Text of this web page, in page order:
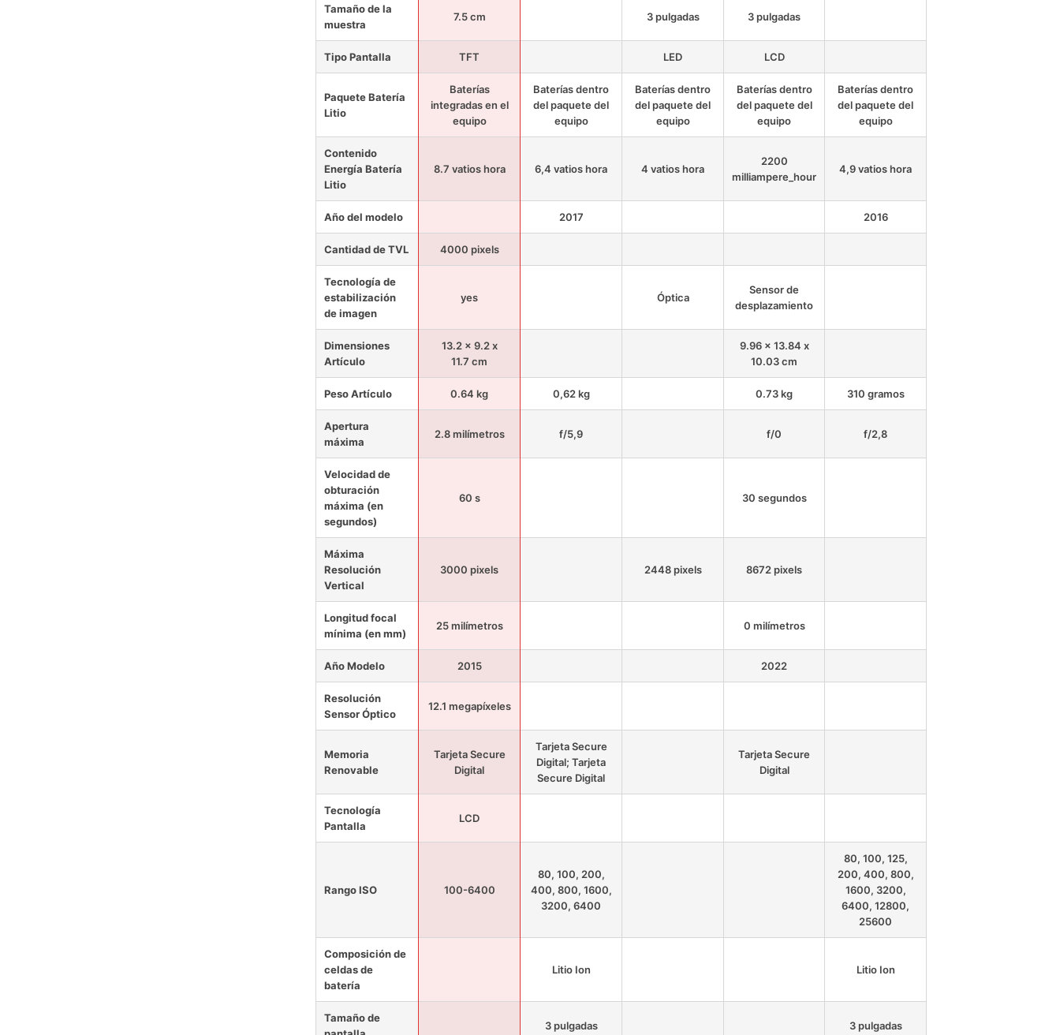
Tamaño de la
muestra
7.5 cm 3 pulgadas 3 pulgadas
Tipo Pantalla TFT LED LCD
Paquete Batería
Litio
Baterías
integradas en el
equipo
Baterías dentro
del paquete del
equipo
Baterías dentro
del paquete del
equipo
Baterías dentro
del paquete del
equipo
Baterías dentro
del paquete del
equipo
Contenido
Energía Batería
Litio
8.7 vatios hora 6,4 vatios hora 4 vatios hora
2200
milliampere_hour
4,9 vatios hora
Año del modelo 2017 2016
Cantidad de TVL 4000 pixels
Tecnología de
estabilización
de imagen
yes Óptica
Sensor de
desplazamiento
Dimensiones
Artículo
13.2 x 9.2 x
11.7 cm
9.96 x 13.84 x
10.03 cm
Peso Artículo 0.64 kg 0,62 kg 0.73 kg 310 gramos
Apertura
máxima
2.8 milímetros f/5,9 f/0 f/2,8
Velocidad de
obturación
máxima (en
segundos)
60 s 30 segundos
Máxima
Resolución
Vertical
3000 pixels 2448 pixels 8672 pixels
Longitud focal
mínima (en mm)
25 milímetros 0 milímetros
Año Modelo 2015 2022
Resolución
Sensor Óptico
12.1 megapíxeles
Memoria
Renovable
Tarjeta Secure
Digital
Tarjeta Secure
Digital; Tarjeta
Secure Digital
Tarjeta Secure
Digital
Tecnología
Pantalla
LCD
Rango ISO 100-6400
80, 100, 200,
400, 800, 1600,
3200, 6400
80, 100, 125,
200, 400, 800,
1600, 3200,
6400, 12800,
25600
Composición de
celdas de
batería
Litio Ion Litio Ion
Tamaño de
3 pulgadas 3 pulgadas